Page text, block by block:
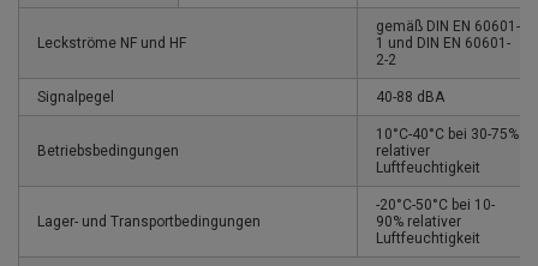
Leckströme NF und HF
gemäß DIN EN 60601-
1 und DIN EN 60601-
2-2
Signalpegel 40-88 dBA
Betriebsbedingungen
10°C-40°C bei 30-75%
relativer
Luftfeuchtigkeit
Lager- und Transportbedingungen
-20°C-50°C bei 10-
90% relativer
Luftfeuchtigkeit